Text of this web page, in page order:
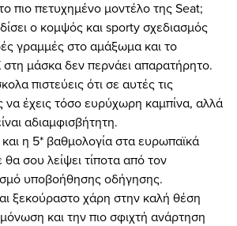
το πιο πετυχημένο μοντέλο της Seat;
ο κομψός και sporty σχεδιασμός
γραμμές στο αμάξωμα και το
στη μάσκα δεν περνάει απαρατήρητο.
πιστεύεις ότι σε αυτές τις
να έχεις τόσο ευρύχωρη καμπίνα, αλλά
αδιαμφισβήτητη.
η 5* βαθμολογία στα ευρωπαϊκά
σου λείψει τίποτα από τον
υποβοήθησης οδήγησης.
ξεκούραστο χάρη στην καλή θέση
και την πιο σφιχτή ανάρτηση